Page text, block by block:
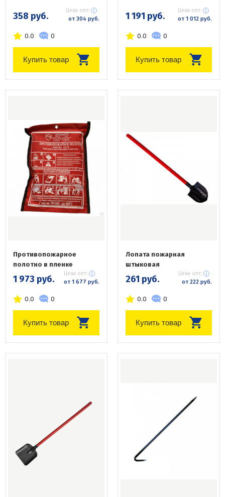
358 руб. Цена опт:
от 304 руб.
0.0 0
Купить товар
1 191 руб. Цена опт:
от 1 012 руб.
0.0 0
Купить товар
Противопожарное
полотно в пленке
1 973 руб. Цена опт:
от 1 677 руб.
0.0 0
Купить товар
Лопата пожарная
штыковая
261 руб. Цена опт:
от 222 руб.
0.0 0
Купить товар